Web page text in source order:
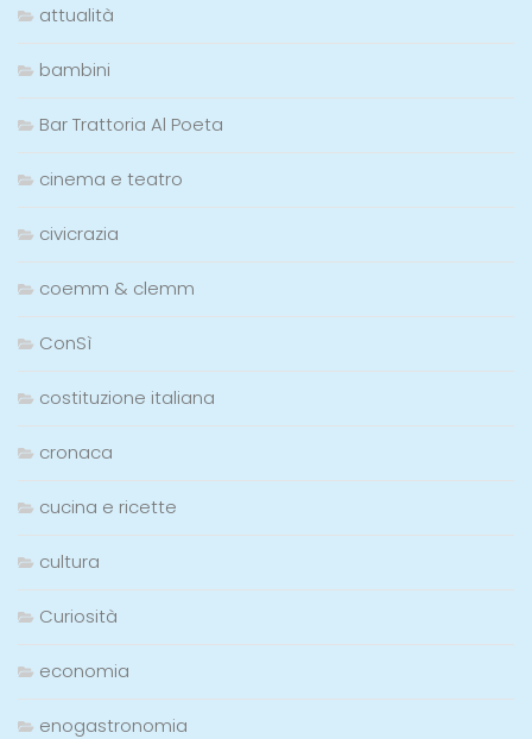
attualità
bambini
Bar Trattoria Al Poeta
cinema e teatro
civicrazia
coemm & clemm
ConSì
costituzione italiana
cronaca
cucina e ricette
cultura
Curiosità
economia
enogastronomia